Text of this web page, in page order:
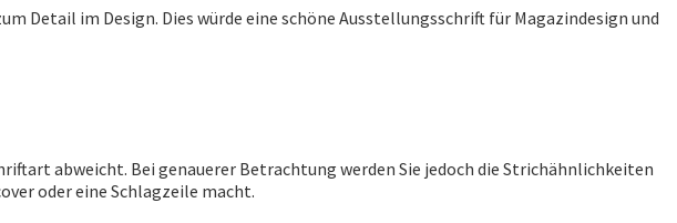
Detail im Design. Dies würde eine schöne Ausstellungsschrift für Magazindesign und
abweicht. Bei genauerer Betrachtung werden Sie jedoch die Strichähnlichkeiten
oder eine Schlagzeile macht.